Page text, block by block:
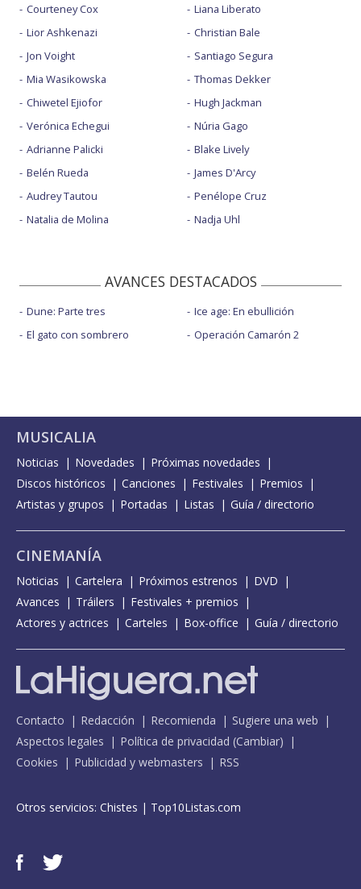
Courteney Cox
Lior Ashkenazi
Jon Voight
Mia Wasikowska
Chiwetel Ejiofor
Verónica Echegui
Adrianne Palicki
Belén Rueda
Audrey Tautou
Natalia de Molina
Liana Liberato
Christian Bale
Santiago Segura
Thomas Dekker
Hugh Jackman
Núria Gago
Blake Lively
James D'Arcy
Penélope Cruz
Nadja Uhl
AVANCES DESTACADOS
Dune: Parte tres
El gato con sombrero
Ice age: En ebullición
Operación Camarón 2
MUSICALIA
Noticias Novedades
Próximas novedades
Discos históricos
Canciones Festivales
Premios
Artistas y grupos
Portadas Listas Guía / directorio
CINEMANÍA
Noticias Cartelera Próximos estrenos
DVD
Avances
Tráilers
Festivales + premios
Actores y actrices
Carteles Box-office Guía / directorio
Contacto Redacción Recomienda
Sugiere una web
Aspectos legales
Política de privacidad (Cambiar)
Cookies
Publicidad y webmasters RSS
Otros servicios: Chistes | Top10Listas.com